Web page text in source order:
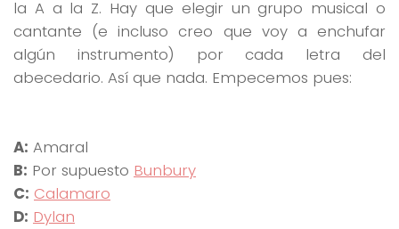
la A a la Z. Hay que elegir un grupo musical o
cantante (e incluso creo que voy a enchufar
algún instrumento) por cada letra del
abecedario. Así que nada. Empecemos pues:
A: Amaral
B: Por supuesto Bunbury
C: Calamaro
D: Dylan